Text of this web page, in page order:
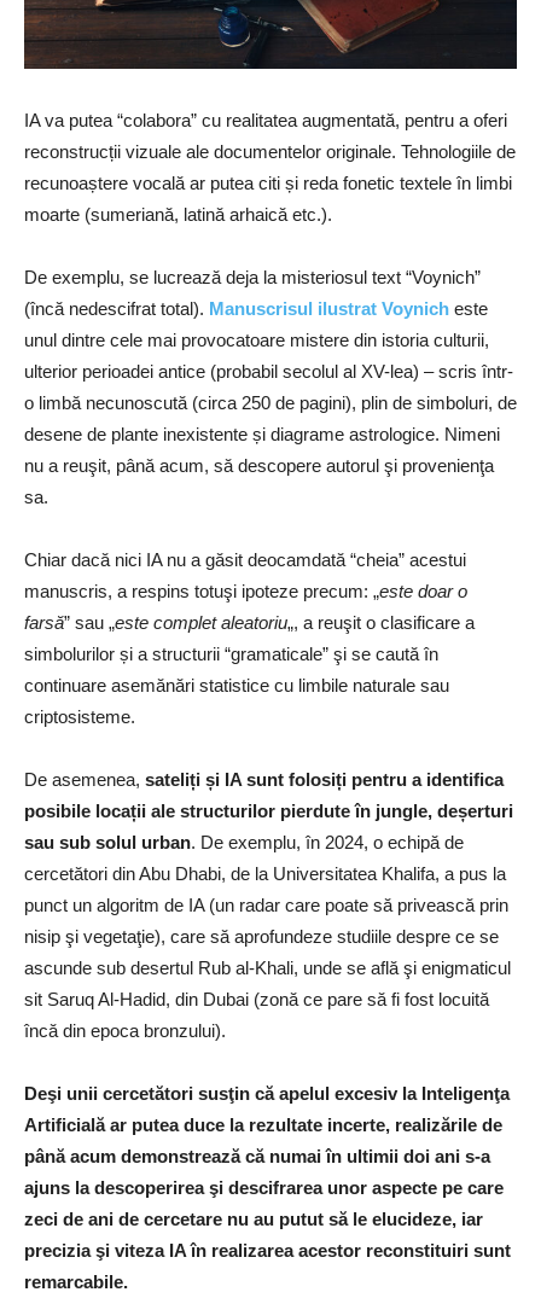
IA va putea “colabora” cu realitatea augmentată, pentru a oferi
reconstrucții vizuale ale documentelor originale. Tehnologiile de
recunoaștere vocală ar putea citi și reda fonetic textele în limbi
moarte (sumeriană, latină arhaică etc.).
De exemplu, se lucrează deja la misteriosul text “Voynich”
(încă nedescifrat total). Manuscrisul ilustrat Voynich este
unul dintre cele mai provocatoare mistere din istoria culturii,
ulterior perioadei antice (probabil secolul al XV-lea) – scris într-
o limbă necunoscută (circa 250 de pagini), plin de simboluri, de
desene de plante inexistente și diagrame astrologice. Nimeni
nu a reuşit, până acum, să descopere autorul şi provenienţa
sa.
Chiar dacă nici IA nu a găsit deocamdată “cheia” acestui
manuscris, a respins totuşi ipoteze precum: „este doar o
farsă” sau „este complet aleatoriu„, a reuşit o clasificare a
simbolurilor și a structurii “gramaticale” şi se caută în
continuare asemănări statistice cu limbile naturale sau
criptosisteme.
De asemenea, sateliți și IA sunt folosiți pentru a identifica
posibile locații ale structurilor pierdute în jungle, deșerturi
sau sub solul urban. De exemplu, în 2024, o echipă de
cercetători din Abu Dhabi, de la Universitatea Khalifa, a pus la
punct un algoritm de IA (un radar care poate să privească prin
nisip şi vegetaţie), care să aprofundeze studiile despre ce se
ascunde sub desertul Rub al-Khali, unde se află şi enigmaticul
sit Saruq Al-Hadid, din Dubai (zonă ce pare să fi fost locuită
încă din epoca bronzului).
Deşi unii cercetători susţin că apelul excesiv la Inteligenţa
Artificială ar putea duce la rezultate incerte, realizările de
până acum demonstrează că numai în ultimii doi ani s-a
ajuns la descoperirea şi descifrarea unor aspecte pe care
zeci de ani de cercetare nu au putut să le elucideze, iar
precizia şi viteza IA în realizarea acestor reconstituiri sunt
remarcabile.